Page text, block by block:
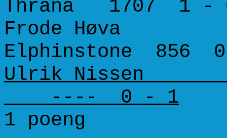
Thrana 1707 1 -
Frode Høva
Elphinstone 856
Ulrik Nissen
---- 0 - 1
1 poeng